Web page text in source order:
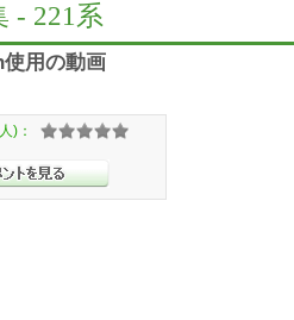
- 221系
用の動画
人)：